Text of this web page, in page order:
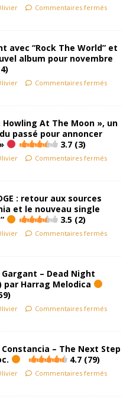
Commentaires fermés
avec “Rock The World” et
album pour novembre
Commentaires fermés
Howling At The Moon », un
passé pour annoncer
3.7 (3)
Commentaires fermés
: retour aux sources
et le nouveau single
3.5 (2)
Commentaires fermés
– Dead Night
par Harrag Melodica
Commentaires fermés
– The Next Step
4.7 (79)
Commentaires fermés